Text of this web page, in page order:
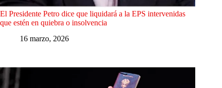
El Presidente Petro dice que liquidará a la EPS intervenidas
que estén en quiebra o insolvencia
16 marzo, 2026